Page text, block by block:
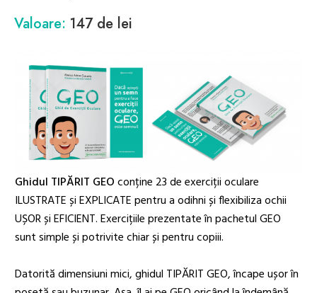
Valoare: 147 de lei
Ghidul TIPĂRIT GEOconține 23 de exerciții oculare
ILUSTRATE și EXPLICATE pentru a odihni și flexibiliza ochii
UȘOR și EFICIENT. Exercițiile prezentate în pachetul GEO
sunt simple și potrivite chiar și pentru copiii.
Datorită dimensiuni mici, ghidul TIPĂRIT GEO, încape ușor în